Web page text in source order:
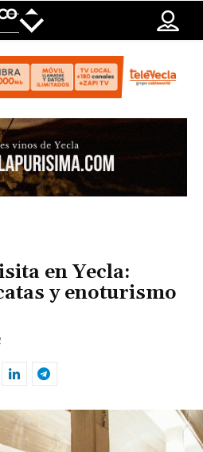
en Yecla:
y enoturismo